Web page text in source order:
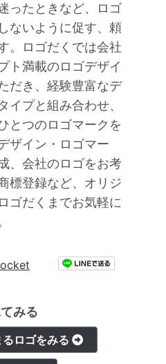
ったときなど、ロゴ
ないように促す、頼
。ロゴだくでは会社
ト満載のロゴデザイ
だき、経験豊富なデ
イプと組み合わせ、
とつのロゴマークを
ザイン・ロゴマー
、会社のロゴをお考
標登録など、オリジ
ゴだくまでお気軽に
みる
るロゴをみる